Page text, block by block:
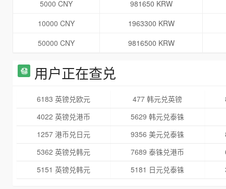
5000 CNY
981650 KRW
10000 CNY
1963300 KRW
50000 CNY
9816500 KRW
用户正在查兑
6183 英镑兑欧元 477 韩元兑英镑
4022 英镑兑港币
5629 韩元兑泰铢
1257 港币兑日元
9356 美元兑泰铢
5362 英镑兑韩元
7689 泰铢兑港币
5151 英镑兑韩元
5181 日元兑泰铢